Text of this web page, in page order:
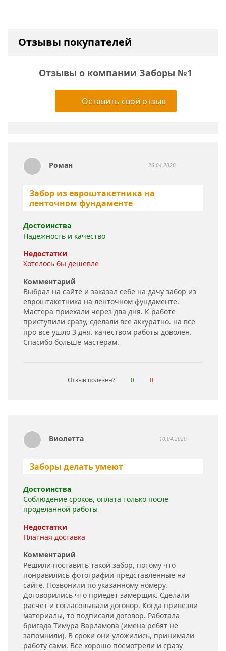
Отзывы покупателей
Отзывы о компании Заборы №1
Оставить свой отзыв
Роман 26.04.2020
Забор из евроштакетника на
ленточном фундаменте
Достоинства
Надежность и качество
Недостатки
Хотелось бы дешевле
Комментарий
Выбрал на сайте и заказал себе на дачу забор из
евроштакетника на ленточном фундаменте.
Мастера приехали через два дня. К работе
приступили сразу, сделали все аккуратно. на все-
про все ушло 3 дня. качеством работы доволен.
Спасибо больше мастерам.
Отзыв полезен? 0 0
Виолетта 10.04.2020
Заборы делать умеют
Достоинства
Соблюдение сроков, оплата только после
проделанной работы
Недостатки
Платная доставка
Комментарий
Решили поставить такой забор, потому что
понравились фотографии представленные на
сайте. Позвонили по указанному номеру.
Договорились что приедет замерщик. Сделали
расчет и согласовывали договор. Когда привезли
материалы, то подписали договор. Работала
бригада Тимура Варламова (имена ребят не
запомнили). В сроки они уложились, принимали
работу сами. Все хорошо посмотрели и сразу